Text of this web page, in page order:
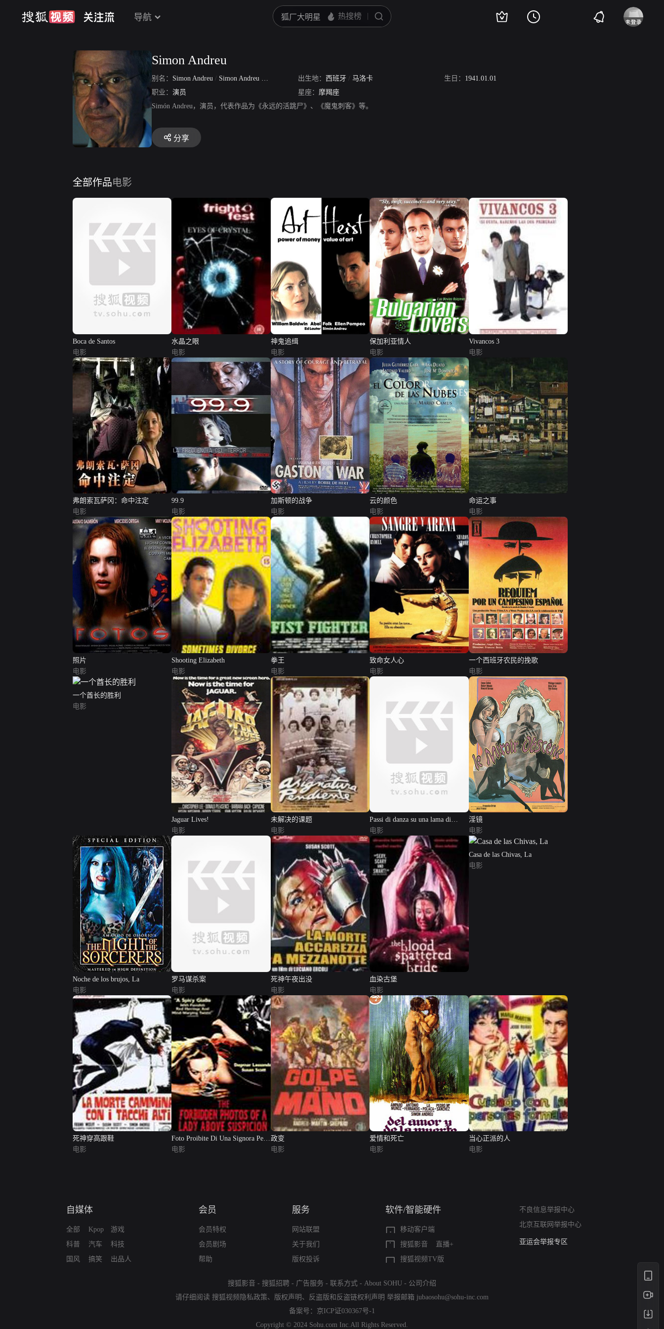
导航
Simon Andreu
别名： Simon Andreu / Simon Andreu Trobat 出生地： 西班牙 / 马洛卡 生日： 1941.01.01
职业： 演员 星座： 摩羯座
Simón Andreu，演员，代表作品为《永远的活跳尸》、《魔鬼刺客》等。
分享
全部作品电影
Boca de Santos
电影
水晶之眼
电影
神鬼追缉
电影
保加利亚情人
电影
Vivancos 3
电影
弗朗索瓦萨冈：命中注定
电影
99.9
电影
加斯顿的战争
电影
云的颜色
电影
命运之事
电影
照片
电影
Shooting Elizabeth
电影
拳王
电影
致命女人心
电影
一个西班牙农民的挽歌
电影
一个酋长的胜利
电影
Jaguar Lives!
电影
未解决的课题
电影
Passi di danza su una lama di
rasoio
电影
淫镜
电影
Noche de los brujos, La
电影
罗马谋杀案
电影
死神午夜出没
电影
血染古堡
电影
Casa de las Chivas, La
电影
死神穿高跟鞋
电影
Foto Proibite Di Una Signora Per
...
电影
政变
电影
爱情和死亡
电影
当心正派的人
电影
自媒体
全部
科普
国风
Kpop
汽车
搞笑
游戏
科技
出品人
会员
会员特权
会员剧场
帮助
服务
网站联盟
关于我们
版权投诉
软件/智能硬件
移动客户端
搜狐影音
直播+
搜狐视频TV版
不良信息举报中心
北京互联网举报中心
算法推荐专项举报
亚运会举报专区
搜狐影音 - 搜狐招聘 - 广告服务 - 联系方式 - About SOHU - 公司介绍
请仔细阅读 搜狐视频隐私政策、 版权声明 、 反盗版和反盗链权利声明 举报邮箱 jubaosohu@sohu-inc.com
备案号： 京ICP证030367号-1
Copyright © 2024 Sohu.com Inc.All Rights Reserved.